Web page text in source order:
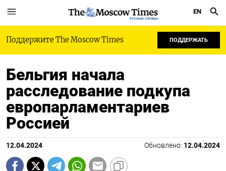
РУССКАЯ СЛУЖБА
EN
Поддержите The Moscow Times ПОДДЕРЖАТЬ
Бельгия начала
расследование подкупа
европарламентариев
Россией
12.04.2024 Обновлено: 12.04.2024